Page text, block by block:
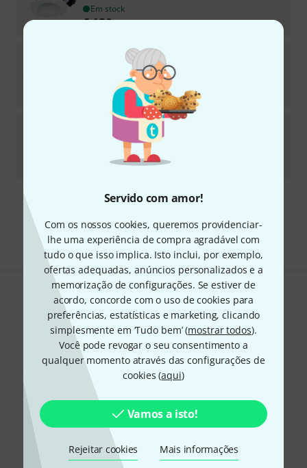
Servido com amor!
Com os nossos cookies, queremos providenciar-
lhe uma experiência de compra agradável com
tudo o que isso implica. Isto inclui, por exemplo,
ofertas adequadas, anúncios personalizados e a
memorização de configurações. Se estiver de
acordo, concorde com o uso de cookies para
preferências, estatísticas e marketing, clicando
simplesmente em ‘Tudo bem’ (mostrar todos).
Você pode revogar o seu consentimento a
qualquer momento através das configurações de
cookies (aqui)
Vamos a isto!
Rejeitar cookies Mais informações
Em stock
€130
Omni Cover
Em stock
Spottune4x Omni Cord 1x Sub Bk Bundle
Em stock
3.299
Todos os preços incl. IVA
Gosta do que vê?
Partilhar Ajuda e feedback
Newsletter Thomann